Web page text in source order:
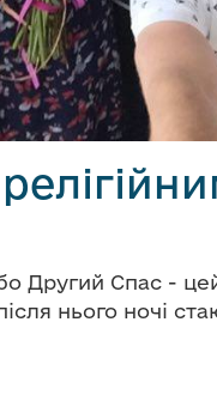
Другий Спас -
нього ночі